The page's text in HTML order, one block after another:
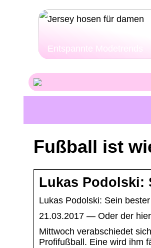
Entspannte Modetrends
Fußball ist
Lukas Podolski:
Lukas Podolski: Sein
21.03.2017 — Oder der
Mittwoch verabschiedet
Profifußball. Eine wird ihm